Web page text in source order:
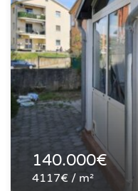
140.000€
4117€ / m²